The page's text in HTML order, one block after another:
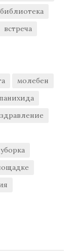
библиотека
встреча
молебен
панихида
уборка